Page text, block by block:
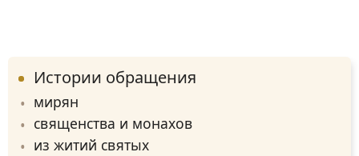
Истории обращения
мирян
священства и монахов
из житий святых